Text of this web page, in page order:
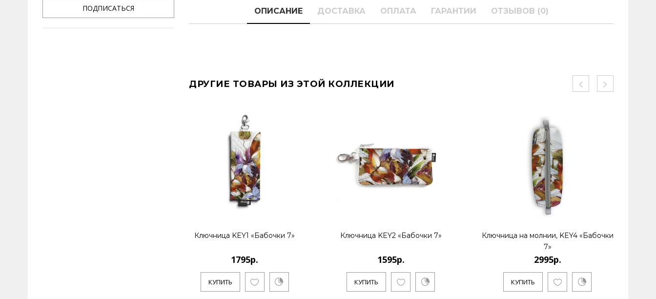
ПОДПИСАТЬСЯ ОПИСАНИЕ ДОСТАВКА ОПЛАТА ГАРАНТИИ ОТЗЫВОВ (0)
ДРУГИЕ ТОВАРЫ ИЗ ЭТОЙ КОЛЛЕКЦИИ
Ключница KEY1 «Бабочки 7»
1795р.
КУПИТЬ
Ключница KEY2 «Бабочки 7»
1595р.
КУПИТЬ
Ключница на молнии, KEY4 «Бабочки
7»
2995р.
КУПИТЬ